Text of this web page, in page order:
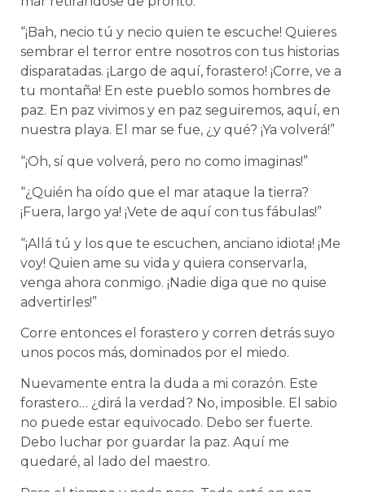
“¡Bah, necio tú y necio quien te escuche! Quieres
sembrar el terror entre nosotros con tus historias
disparatadas. ¡Largo de aquí, forastero! ¡Corre, ve a
tu montaña! En este pueblo somos hombres de
paz. En paz vivimos y en paz seguiremos, aquí, en
nuestra playa. El mar se fue, ¿y qué? ¡Ya volverá!”
“¡Oh, sí que volverá, pero no como imaginas!”
“¿Quién ha oído que el mar ataque la tierra?
¡Fuera, largo ya! ¡Vete de aquí con tus fábulas!”
“¡Allá tú y los que te escuchen, anciano idiota! ¡Me
voy! Quien ame su vida y quiera conservarla,
venga ahora conmigo. ¡Nadie diga que no quise
advertirles!”
Corre entonces el forastero y corren detrás suyo
unos pocos más, dominados por el miedo.
Nuevamente entra la duda a mi corazón. Este
forastero… ¿dirá la verdad? No, imposible. El sabio
no puede estar equivocado. Debo ser fuerte.
Debo luchar por guardar la paz. Aquí me
quedaré, al lado del maestro.